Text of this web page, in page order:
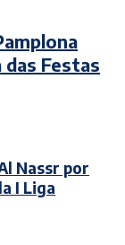
Festas
Nassr por
I Liga